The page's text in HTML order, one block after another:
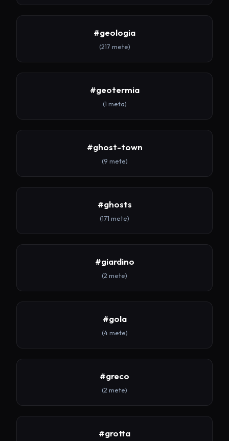
#geologia
(217 mete)
#geotermia
(1 meta)
#ghost-town
(9 mete)
#ghosts
(171 mete)
#giardino
(2 mete)
#gola
(4 mete)
#greco
(2 mete)
#grotta